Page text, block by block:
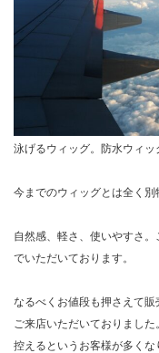
泳げるウィッグ。防水ウィッ
今までのウィッグとは全く別
自然感、軽さ、使いやすさ
でいただいております。
なるべくお値段も押さえて
ご来店いただいておりまし
控えるというお客様が多くな